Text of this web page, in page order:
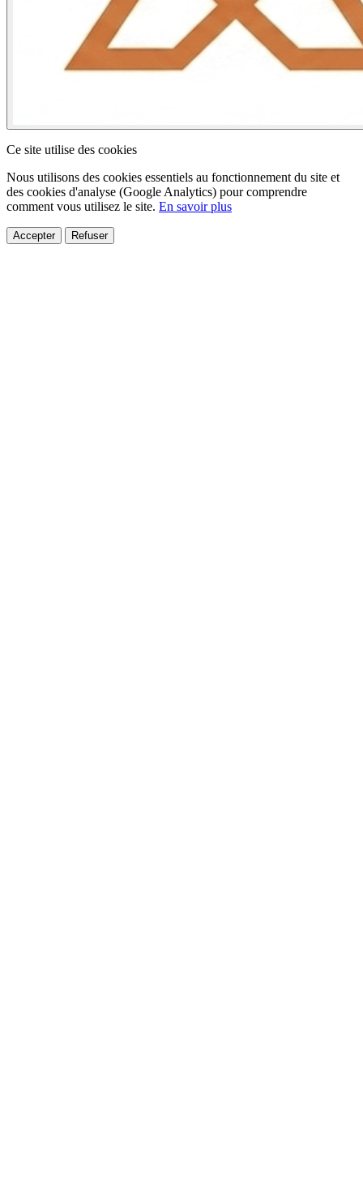
Ce site utilise des cookies
Nous utilisons des cookies essentiels au fonctionnement du site et
des cookies d'analyse (Google Analytics) pour comprendre
comment vous utilisez le site. En savoir plus
Accepter Refuser